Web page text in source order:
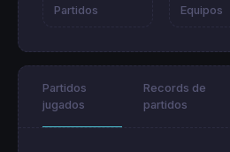
Partidos Equipos
Partidos
jugados
Records de
partidos